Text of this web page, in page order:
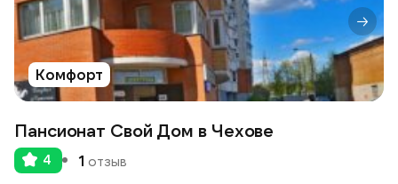
Комфорт
Пансионат Свой Дом в Чехове
4 1 отзыв